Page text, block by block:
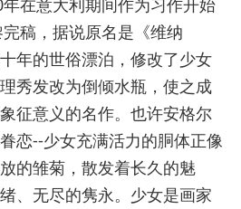
在意大利期间作为习作开始
稿，据说原名是《维纳
年的世俗漂泊，修改了少女
秀发改为倒倾水瓶，使之成
征意义的名作。也许安格尔
恋--少女充满活力的胴体正像
的雏菊，散发着长久的魅
、无尽的隽永。少女是画家